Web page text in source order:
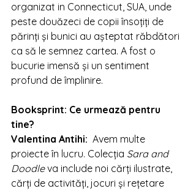
organizat in Connecticut, SUA, unde
peste douăzeci de copii însoțiți de
părinți și bunici au așteptat răbdători
ca să le semnez cartea. A fost o
bucurie imensă și un sentiment
profund de împlinire.
Booksprint: Ce urmează pentru
tine?
Valentina Antihi: Avem multe
proiecte în lucru. Colecția Sara and
Doodle va include noi cărți ilustrate,
cărți de activități, jocuri și rețetare